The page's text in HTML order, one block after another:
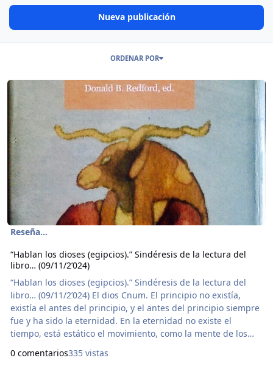
Nueva publicación
ORDENAR POR
Read more about “Hablan los dioses (egipcios).” Sindéresis de la
Reseña...
“Hablan los dioses (egipcios).” Sindéresis de la lectura del
libro… (09/11/2’024)
“Hablan los dioses (egipcios).” Sindéresis de la lectura del
libro… (09/11/2’024) El dios Cnum. El principio no existía,
existía el antes del principio, y el antes del principio siempre
fue y ha sido la eternidad. En la eternidad no existe el
tiempo, está estático el movimiento, como la mente de los
pirámides, como la fuerza gravitacional, más oscura que la
0 comentarios335 vistas